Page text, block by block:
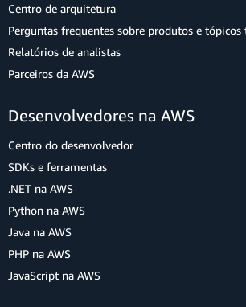
Centro de arquitetura
Perguntas frequentes sobre produtos e tópicos
Relatórios de analistas
Parceiros da AWS
Desenvolvedores na AWS
Centro do desenvolvedor
SDKs e ferramentas
.NET na AWS
Python na AWS
Java na AWS
PHP na AWS
JavaScript na AWS